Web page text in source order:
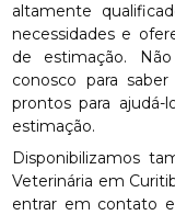
altamente
necessidades e
de estimação.
conosco para
prontos para
estimação.
Disponibilizamos
Veterinária em
entrar em contato